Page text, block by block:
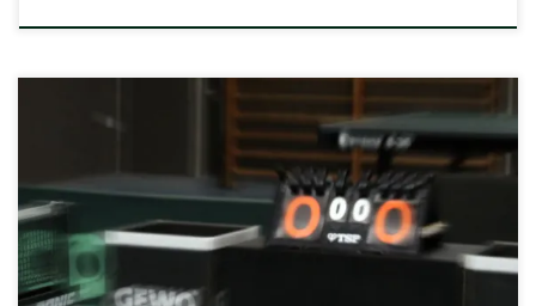
Die erste Mannschaft hat trotz einer 0:10-Niederlage beim
Tabellenführer Albungen den Klassenerhalt geschafft!
Durch die Niederlage von Oberhone in Unterrieden haben
die Männer um Kapitän Matze Brill nun fünf Punkte
Vorsprung auf den Abstiegsplatz, bei zwei verbleibenden
Spielen. Die zweite Mannschaft hingegen kann die Klasse